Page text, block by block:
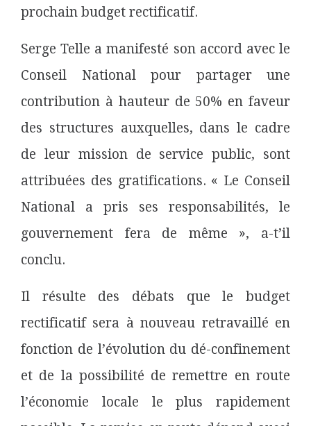
prochain budget rectificatif.
Serge Telle a manifesté son accord avec le
Conseil National pour partager une
contribution à hauteur de 50% en faveur
des structures auxquelles, dans le cadre
de leur mission de service public, sont
attribuées des gratifications. « Le Conseil
National a pris ses responsabilités, le
gouvernement fera de même », a-t’il
conclu.
Il résulte des débats que le budget
rectificatif sera à nouveau retravaillé en
fonction de l’évolution du dé-confinement
et de la possibilité de remettre en route
l’économie locale le plus rapidement